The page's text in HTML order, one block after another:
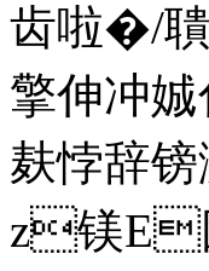
齿啦�/聵
擎伸冲
麸悖辞
z镁E